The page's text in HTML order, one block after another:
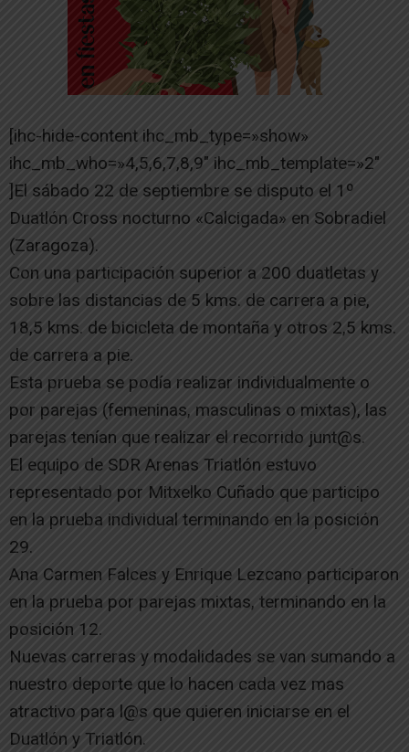
[ihc-hide-content ihc_mb_type=»show»
ihc_mb_who=»4,5,6,7,8,9″ ihc_mb_template=»2″
]El sábado 22 de septiembre se disputo el 1º
Duatlón Cross nocturno «Calcigada» en Sobradiel
(Zaragoza).
Con una participación superior a 200 duatletas y
sobre las distancias de 5 kms. de carrera a pie,
18,5 kms. de bicicleta de montaña y otros 2,5 kms.
de carrera a pie.
Esta prueba se podía realizar individualmente o
por parejas (femeninas, masculinas o mixtas), las
parejas tenían que realizar el recorrido junt@s.
El equipo de SDR Arenas Triatlón estuvo
representado por Mitxelko Cuñado que participo
en la prueba individual terminando en la posición
29.
Ana Carmen Falces y Enrique Lezcano participaron
en la prueba por parejas mixtas, terminando en la
posición 12.
Nuevas carreras y modalidades se van sumando a
nuestro deporte que lo hacen cada vez mas
atractivo para l@s que quieren iniciarse en el
Duatlón y Triatlón.